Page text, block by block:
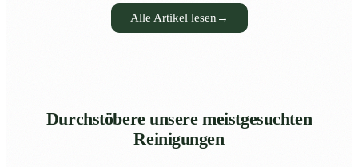
Alle Artikel lesen →
Durchstöbere unsere meistgesuchten
Reinigungen